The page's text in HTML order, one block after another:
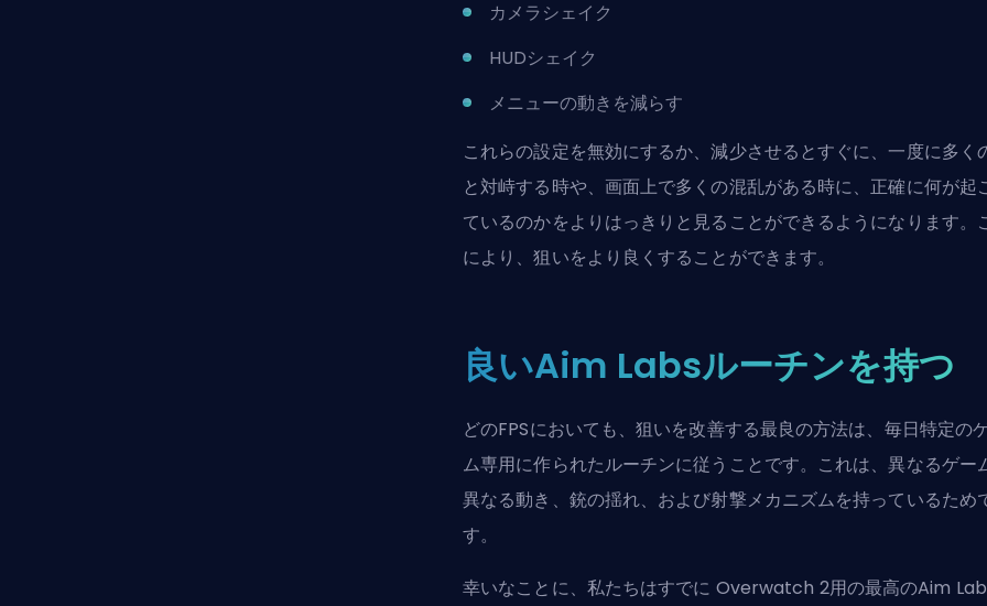
カメラシェイク
HUDシェイク
メニューの動きを減らす
これらの設定を無効にするか、減少させるとすぐに、一度に多く
と対峙する時や、画面上で多くの混乱がある時に、正確に何が起
ているのかをよりはっきりと見ることができるようになります。
により、狙いをより良くすることができます。
良いAim Labsルーチンを持つ
どのFPSにおいても、狙いを改善する最良の方法は、毎日特定の
ム専用に作られたルーチンに従うことです。これは、異なるゲー
異なる動き、銃の揺れ、および射撃メカニズムを持っているため
す。
幸いなことに、私たちはすでに Overwatch 2用の最高のAim